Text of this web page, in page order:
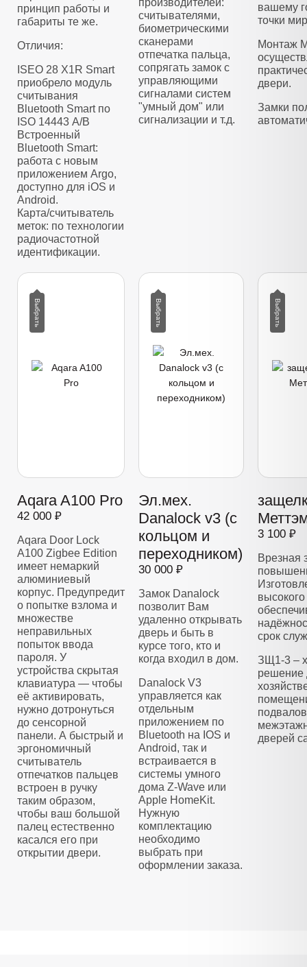
принцип работы и
габариты те же.
Отличия:
ISEO 28 X1R Smart
приобрело модуль
считывания
Bluetooth Smart по
ISO 14443 А/B
Встроенный
Bluetooth Smart:
работа с новым
приложением Argo,
доступно для iOS и
Android.
Карта/считыватель
меток: по технологии
радиочастотной
идентификации.
считывателями,
биометрическими
сканерами
отпечатка пальца,
сопрягать замок с
управляющими
сигналами систем
"умный дом" или
сигнализации и т.д.
вашему
точки
Монтаж
двери.
Замки
Aqara A100 Pro
42 000 ₽
Aqara Door Lock
A100 Zigbee Edition
имеет немаркий
алюминиевый
корпус. Предупредит
о попытке взлома и
множестве
неправильных
попыток ввода
пароля. У
устройства скрытая
клавиатура — чтобы
её активировать,
нужно дотронуться
до сенсорной
панели. А быстрый и
эргономичный
считыватель
отпечатков пальцев
встроен в ручку
таким образом,
чтобы ваш большой
палец естественно
касался его при
открытии двери.
Эл.мех.
Danalock v3 (с
кольцом и
переходником)
30 000 ₽
Замок Danalock
позволит Вам
удаленно открывать
дверь и быть в
курсе того, кто и
когда входил в дом.
Danalock V3
управляется как
отдельным
приложением по
Bluetooth на IOS и
Android, так и
встраивается в
системы умного
дома Z-Wave или
Apple HomeKit.
Нужную
комплектацию
необходимо
выбрать при
оформлении заказа.
3 100 ₽
Врезная
высокого
срок
ЗЩ1-3 –
решение
дверей